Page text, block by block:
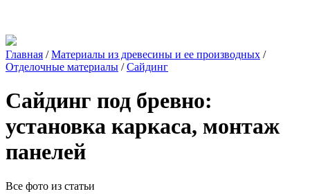
Главная /Материалы из древесины и ее производных /
Отделочные материалы /Сайдинг
Сайдинг под бревно:
установка каркаса, монтаж
панелей
Все фото из статьи